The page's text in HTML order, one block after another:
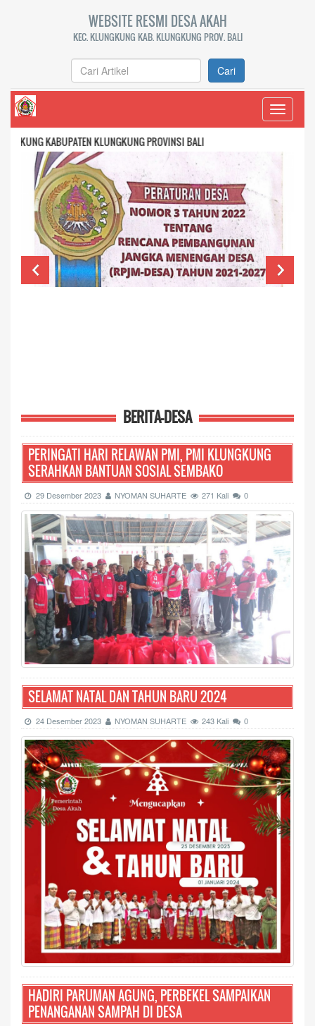
WEBSITE RESMI DESA AKAH
KEC. KLUNGKUNG KAB. KLUNGKUNG PROV. BALI
Cari
Toggle
PROVINSI BALI
BERITA-DESA
PERINGATI HARI RELAWAN PMI, PMI KLUNGKUNG
SERAHKAN BANTUAN SOSIAL SEMBAKO
29 Desember 2023 NYOMAN SUHARTE 271 Kali 0
SELAMAT NATAL DAN TAHUN BARU 2024
24 Desember 2023 NYOMAN SUHARTE 243 Kali 0
HADIRI PARUMAN AGUNG, PERBEKEL SAMPAIKAN
PENANGANAN SAMPAH DI DESA